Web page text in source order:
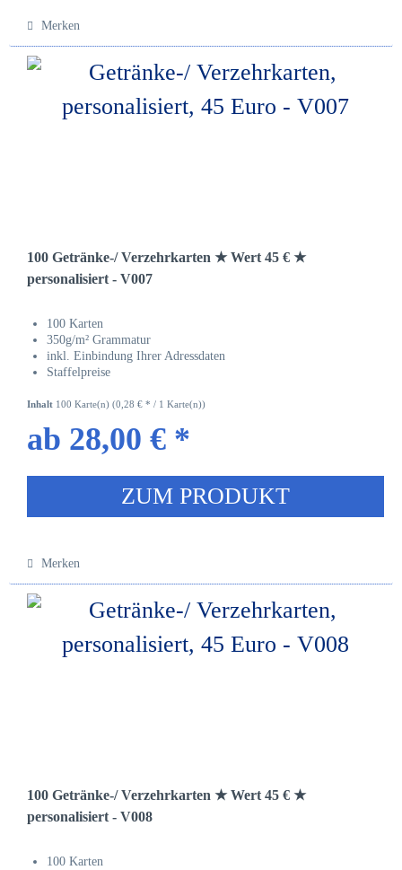
Merken
100 Getränke-/ Verzehrkarten ★ Wert 45 € ★
personalisiert - V007
100 Karten
350g/m² Grammatur
inkl. Einbindung Ihrer Adressdaten
Staffelpreise
Inhalt 100 Karte(n) (0,28 € * / 1 Karte(n))
ab 28,00 € *
ZUM PRODUKT
Merken
100 Getränke-/ Verzehrkarten ★ Wert 45 € ★
personalisiert - V008
100 Karten